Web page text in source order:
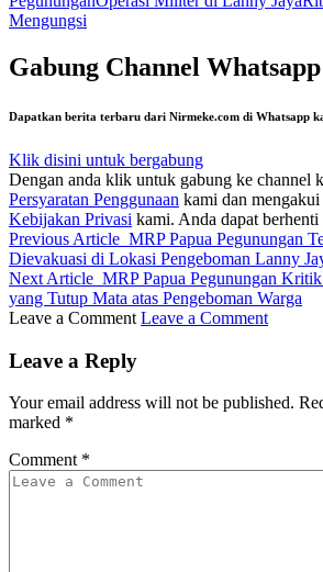
Mengungsi
Gabung Channel Whatsapp
Dapatkan berita terbaru dari Nirmeke.com di Whatsapp
Klik disini untuk bergabung
Dengan anda klik untuk gabung ke channel
Persyaratan Penggunaan kami dan
Kebijakan Privasi kami. Anda dapat
Previous Article MRP Papua Pegunungan
Dievakuasi di Lokasi Pengeboman Lanny
Next Article MRP Papua Pegunungan
yang Tutup Mata atas Pengeboman Warga
Leave a Comment Leave a Comment
Leave a Reply
Your email address will not be published.
marked *
Comment *